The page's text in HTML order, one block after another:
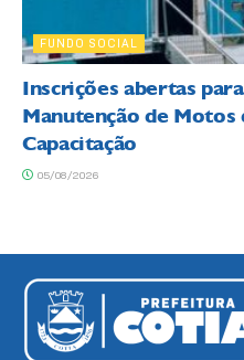
FUNDO SOCIAL
Inscrições abertas
Manutenção de Motos
Capacitação
05/08/2026